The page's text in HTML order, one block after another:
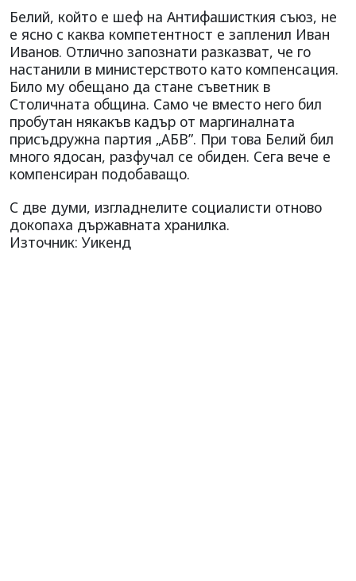
Белий, който е шеф на Антифашисткия съюз, не
е ясно с каква компетентност е запленил Иван
Иванов. Отлично запознати разказват, че го
настанили в министерството като компенсация.
Било му обещано да стане съветник в
Столичната община. Само че вместо него бил
пробутан някакъв кадър от маргиналната
присъдружна партия „АБВ”. При това Белий бил
много ядосан, разфучал се обиден. Сега вече е
компенсиран подобаващо.
С две думи, изгладнелите социалисти отново
докопаха държавната хранилка.
Източник: Уикенд